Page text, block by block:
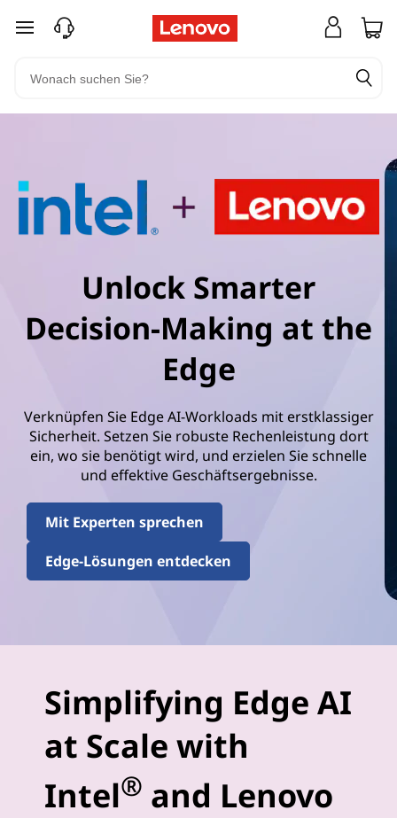
zum Hauptinhalt springen
Unlock Smarter
Decision-Making at the
Edge
Verknüpfen Sie Edge AI-Workloads mit erstklassiger
Sicherheit. Setzen Sie robuste Rechenleistung dort
ein, wo sie benötigt wird, und erzielen Sie schnelle
und effektive Geschäftsergebnisse.
Mit Experten sprechen
Edge-Lösungen entdecken
Simplifying Edge AI
at Scale with
Intel® and Lenovo